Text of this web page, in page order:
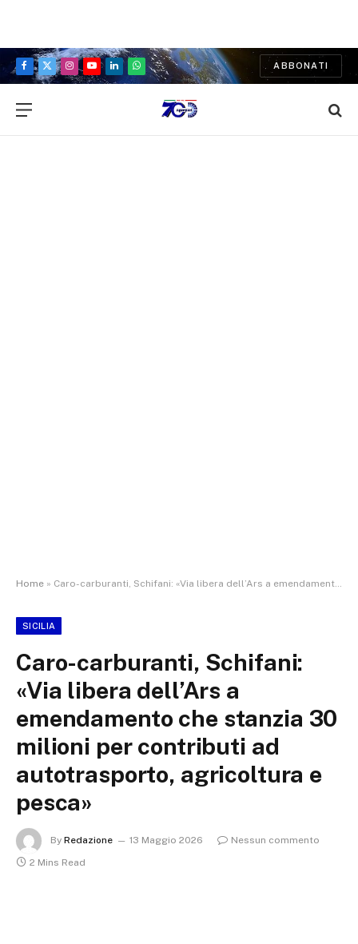
Facebook
X
Instagram
YouTubeLinkedInWhatsApp
ABBONATI
Home » Caro-carburanti, Schifani: «Via libera dell’Ars a emendamento che stanzia 30 milioni per contributi ad autotrasporto, agricoltura e pesca»
SICILIA
Caro-carburanti, Schifani:
«Via libera dell’Ars a
emendamento che stanzia 30
milioni per contributi ad
autotrasporto, agricoltura e
pesca»
By Redazione 13 Maggio 2026
Nessun commento
2 Mins Read